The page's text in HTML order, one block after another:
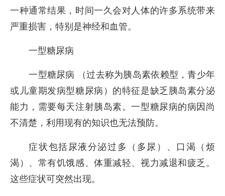
一种通常结果，时间一久会对人体的许多系统带来
严重损害，特别是神经和血管。
一型糖尿病
一型糖尿病
（过去称为胰岛素依赖型，青少年
或儿童期发病型糖尿病）的特征是缺乏胰岛素分泌
能力，需要每天注射胰岛素。一型糖尿病的病因尚
不清楚，利用现有的知识也无法预防。
症状包括尿液分泌过多（多尿）、口渴（烦
渴）、常有饥饿感、体重减轻、视力减退和疲乏。
这些症状可突然出现。